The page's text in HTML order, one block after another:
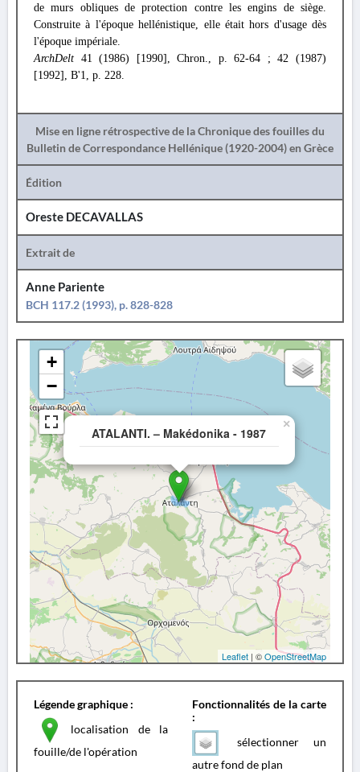
de murs obliques de protection contre les engins de siège.
Construite à l'époque hellénistique, elle était hors d'usage dès
l'époque impériale.
ArchDelt 41 (1986) [1990], Chron., p. 62-64 ; 42 (1987)
[1992], Β'1, p. 228.
Mise en ligne rétrospective de la Chronique des fouilles du
Bulletin de Correspondance Hellénique (1920-2004) en Grèce
Édition
Oreste DECAVALLAS
Extrait de
Anne Pariente
BCH 117.2 (1993), p. 828-828
ATALANTI. – Makédonika - 1987
×
+
−
Leaflet | ©OpenStreetMap
Légende graphique :
localisation de la
fouille/de l'opération
Fonctionnalités de la carte
:
sélectionner un
autre fond de plan